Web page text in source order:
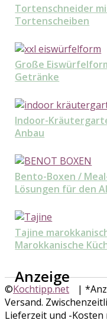
Tortenschneider
Tortenscheiben
Große
Getränke
Indoor-
Anbau
Bento-Boxen /
Lösungen für den
Tajine
Marokkanische
Anzeige
©Kochtipp.net
|
Versand.
Lieferzeit und -Kosten